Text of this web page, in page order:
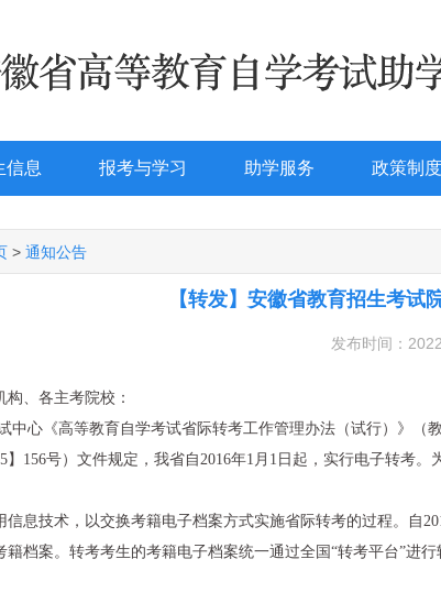
信息 报考与学习 助学服务 政策制度
> 通知公告
【转发】安徽省教育招生考试
发布时间：
、各主考院校：
中心《高等教育自学考试省际转考工作管理办法（试行）》（
】156号）文件规定，我省自2016年1月1日起，实行电子转考
信息技术，以交换考籍电子档案方式实施省际转考的过程。自
档案。转考考生的考籍电子档案统一通过全国“转考平台”进行